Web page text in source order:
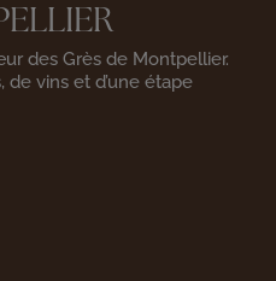
des Grès de Montpellier.
vins et d’une étape